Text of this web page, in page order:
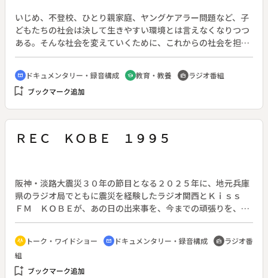
いじめ、不登校、ひとり親家庭、ヤングケアラー問題など、子
どもたちの社会は決して生きやすい環境とは言えなくなりつつ
ある。そんな社会を変えていくために、これからの社会を担っ
ていく高校生・大学生たちが、実際に当事者の子どもたちを訪
ねて解決するためのヒントを探る。「本当は誰かに助けてほし
かった」「みんなに嫌われたくなくて言えなかった」「人に迷
惑かけたくない、自分でがんばらないと」といった切実な思い
すい社会」について考える。これからの社会において、誰かの
もらしくいられるようにするため、子どもたちが幸せに生きる
cinematic_blur ドキュメンタリー・録音構成 school 教育・教養 radio ラジオ番組
bookmark_add ブックマーク追加
ＲＥＣ ＫＯＢＥ １９９５
阪神・淡路大震災３０年の節目となる２０２５年に、地元兵庫
県のラジオ局でともに震災を経験したラジオ関西とＫｉｓｓ
ＦＭ ＫＯＢＥが、あの日の出来事を、今までの頑張りを、
人々の「声」で遺していくプロジェクト『ＲＥＣ ＫＯＢＥ
１９９５』を立ち上げた。プロジェクトのキックオフとして、
この日に初めての試みとなる２局同時生放送を実施した。番組
では震災を経験した神社の宮司や企業経営者らから震災の前後
にどんな経験をしたのかなど、また震災を経験していない世代
adaptive_audio_mic トーク・ワイドショー cinematic_blur ドキュメンタリー・録音構成 radio ラジオ番
組
bookmark_add ブックマーク追加